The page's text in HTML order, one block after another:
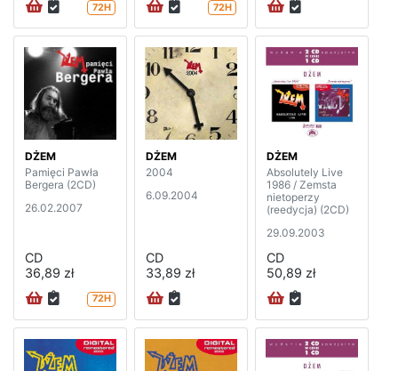
72H 72H
DŻEM
Pamięci Pawła
Bergera (2CD)
26.02.2007
CD
36,89 zł
72H
DŻEM
2004
6.09.2004
CD
33,89 zł
DŻEM
Absolutely Live
1986 / Zemsta
nietoperzy
(reedycja) (2CD)
29.09.2003
CD
50,89 zł